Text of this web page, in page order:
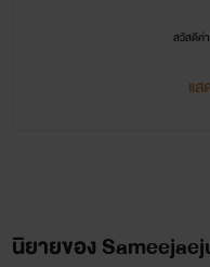
สวัสดีค่
เราขอใช้พื้นที่ตรงนี้ขอขอบคุณทุกคนมาก
ทักทายในช่องทางต่างๆ คือเราปลื้มปริ่มม
แส
นิยายของ